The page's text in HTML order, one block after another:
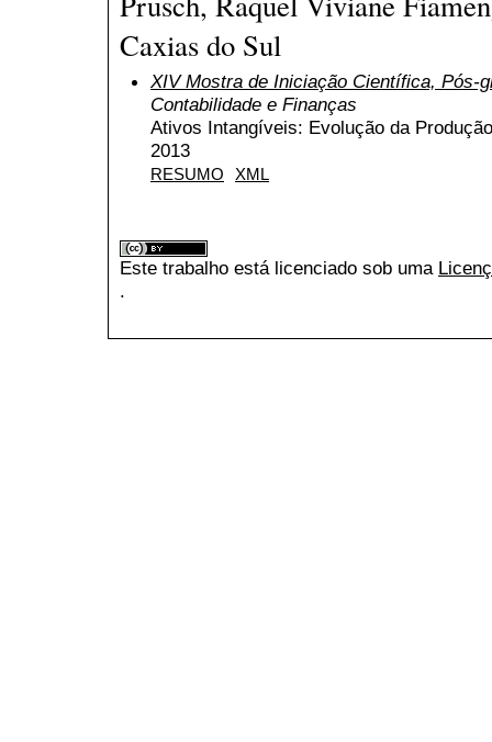
Caxias do Sul
XIV Mostra de Iniciação Científica, Pós-
Contabilidade e Finanças
Ativos Intangíveis: Evolução da
2013
RESUMO XML
Este trabalho está licenciado sob uma
.